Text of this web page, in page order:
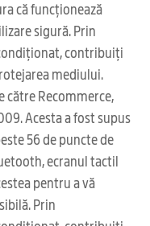
că funcționează
sigură. Prin
contribuiți
mediului.
Recommerce,
Acesta a fost supus
56 de puncte de
ecranul tactil
pentru a vă
Prin